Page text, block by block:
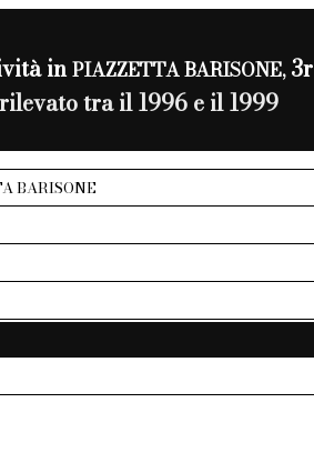
inPIAZZETTA BARISONE,3r
rilevato tra il 1996 e il 1999
BARISONE